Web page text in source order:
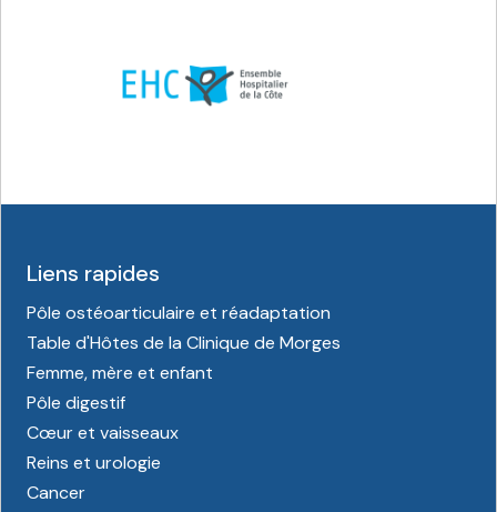
Liens rapides
Pôle ostéoarticulaire et réadaptation
Table d'Hôtes de la Clinique de Morges
Femme, mère et enfant
Pôle digestif
Cœur et vaisseaux
Reins et urologie
Cancer